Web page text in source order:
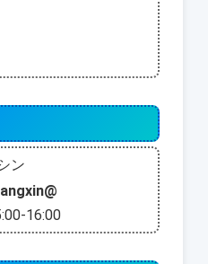
ン
16:00